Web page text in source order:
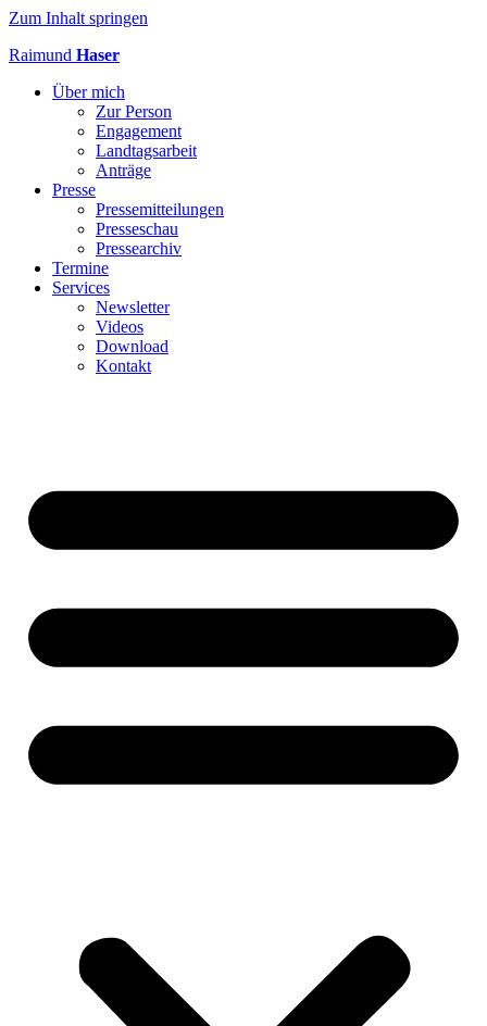
Zum Inhalt springen
Raimund Haser
Über mich
Zur Person
Engagement
Landtagsarbeit
Anträge
Presse
Pressemitteilungen
Presseschau
Pressearchiv
Termine
Services
Newsletter
Videos
Download
Kontakt